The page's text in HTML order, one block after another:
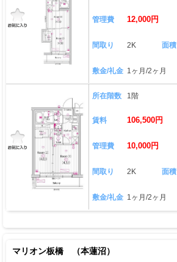
管理費 12,000円
間取り 2K 面積
敷金/礼金 1ヶ月/2ヶ月
所在階数 1階
賃料 106,500円
管理費 10,000円
間取り 2K 面積
敷金/礼金 1ヶ月/2ヶ月
マリオン板橋 （本蓮沼）